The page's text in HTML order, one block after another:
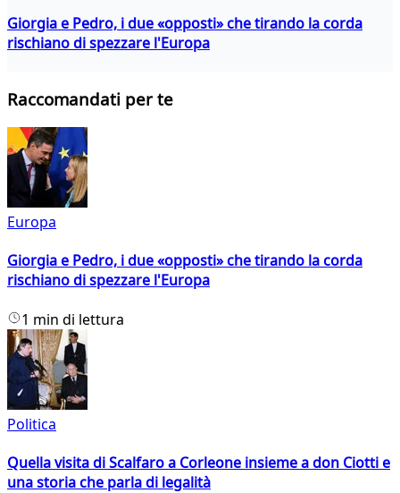
Giorgia e Pedro, i due «opposti» che tirando la corda
rischiano di spezzare l'Europa
Raccomandati per te
Europa
Giorgia e Pedro, i due «opposti» che tirando la corda
rischiano di spezzare l'Europa
1 min di lettura
Politica
Quella visita di Scalfaro a Corleone insieme a don Ciotti e
una storia che parla di legalità